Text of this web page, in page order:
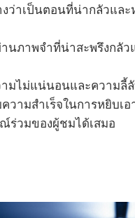
งว่าเป็นตอนที่น่ากลัวแ
นภาพจำที่น่าสะพรึงกลั
มไม่แน่นอนและความลี้
วามสำเร็จในการหยิบเ
ร่วมของผู้ชมได้เสมอ